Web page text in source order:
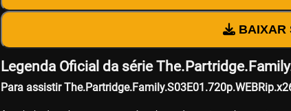
BAIXAR
Legenda Oficial da série
Para assistir